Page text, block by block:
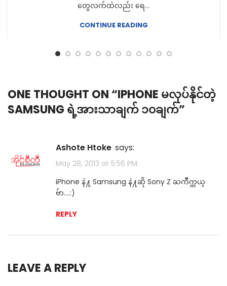
တွေလက်ထဲလည်း ရေ...
CONTINUE READING
ONE THOUGHT ON “IPHONE မလုပ်နိုင်တဲ့
SAMSUNG ရဲ့အားသာချက် ၁၀ချက်”
Ashote Htoke says:
May 28, 2013 at 5:56 PM
iPhone နဲ႔ Samsung နဲ႔ဆို Sony Z ႀကိဳက္တယ္
ဗ်ာ….:)
REPLY
LEAVE A REPLY